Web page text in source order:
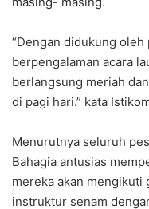
“Dengan didukung
berpengalaman acara
berlangsung meriah
di pagi hari.” kata
Menurutnya seluruh
Bahagia antusias
mereka akan mengikuti
instruktur senam